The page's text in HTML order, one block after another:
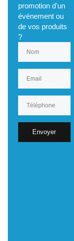
promotion d'un
événement ou
de vos produits
?
Envoyer